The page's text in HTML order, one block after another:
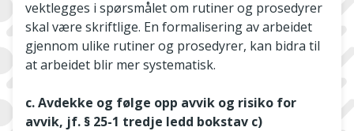
vektlegges i spørsmålet om rutiner og prosedyrer
skal være skriftlige. En formalisering av arbeidet
gjennom ulike rutiner og prosedyrer, kan bidra til
at arbeidet blir mer systematisk.
c. Avdekke og følge opp avvik og risiko for
avvik, jf. § 25-1 tredje ledd bokstav c)